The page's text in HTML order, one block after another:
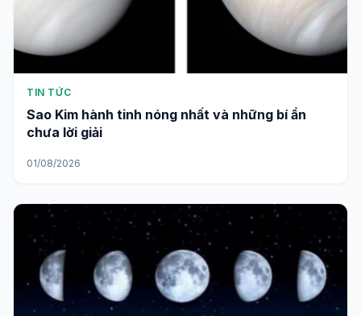
TIN TỨC
Sao Kim hành tinh nóng nhất và những bí ẩn
chưa lời giải
01/08/2026